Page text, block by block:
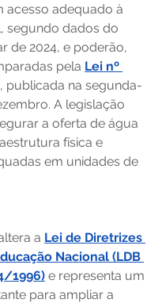
acesso adequado à
segundo dados do
de 2024, e poderão,
pela Lei nº
, publicada na segunda-
A legislação
a oferta de água
física e
em unidades de
a Lei de Diretrizes
Nacional (LDB
1996) e representa um
para ampliar a